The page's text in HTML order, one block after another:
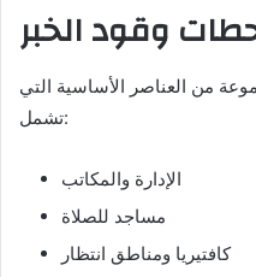
وقود الخبر
من العناصر الأساسية التي
تشمل:
الإدارة والمكاتب
مساجد للصلاة
كافتيريا ومناطق انتظار